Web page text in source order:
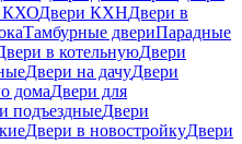
КХОДвери КХНДвери в
Тамбурные двериПарадные
в котельнуюДвери
Двери на дачуДвери
домаДвери для
подъездныеДвери
Двери в новостройкуДвери